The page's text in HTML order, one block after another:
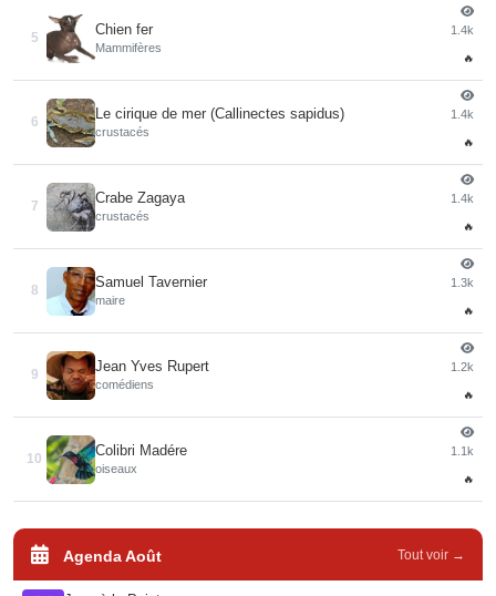
5
Chien fer
Mammifères
1.4k
🔥
6
Le cirique de mer (Callinectes sapidus)
crustacés
1.4k
🔥
7
Crabe Zagaya
crustacés
1.4k
🔥
8
Samuel Tavernier
maire
1.3k
🔥
9
Jean Yves Rupert
comédiens
1.2k
🔥
10
Colibri Madére
oiseaux
1.1k
🔥
Agenda Août Tout voir →